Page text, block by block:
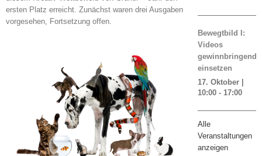
ersten Platz erreicht. Zunächst waren drei Ausgaben
vorgesehen, Fortsetzung offen.
Bewegtbild I:
Videos
gewinnbringend
einsetzen
17. Oktober |
10:00- 17:00
Alle
Veranstaltungen
anzeigen